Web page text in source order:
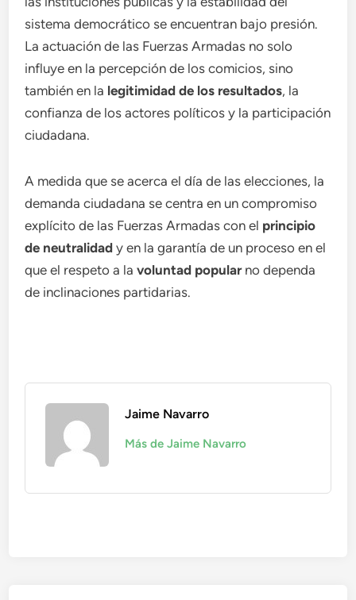
sistema democrático se encuentran bajo presión.
La actuación de las Fuerzas Armadas no solo
influye en la percepción de los comicios, sino
también en la legitimidad de los resultados, la
confianza de los actores políticos y la participación
ciudadana.
A medida que se acerca el día de las elecciones, la
demanda ciudadana se centra en un compromiso
explícito de las Fuerzas Armadas con el principio
de neutralidad y en la garantía de un proceso en el
que el respeto a lavoluntad popularno dependa
de inclinaciones partidarias.
Jaime Navarro
Más de Jaime Navarro